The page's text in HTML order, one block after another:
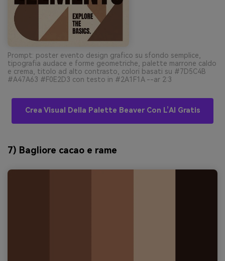
Prompt: poster evento design grafico su sfondo semplice,
tipografia audace e forme geometriche, palette marrone caldo
e crema, titolo ad alto contrasto, colori basati su #7D5C4B
#A47A63 #F0E2D3 con testo in #2A1F1A --ar 2:3
Crea Visual Della Palette Beaver Con L’AI Gratis
7) Bagliore cacao e rame